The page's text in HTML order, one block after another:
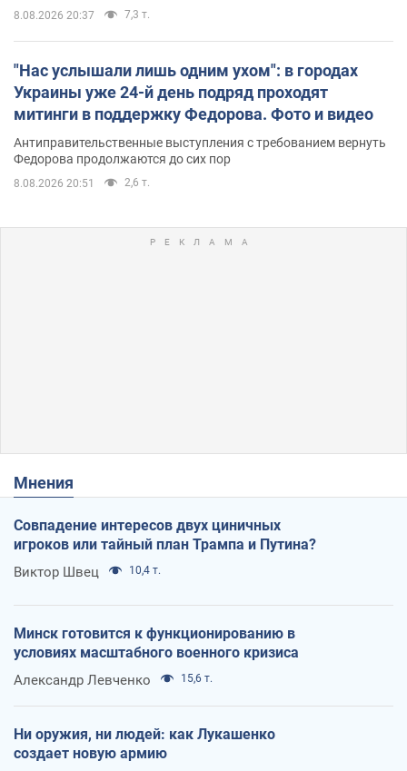
8.08.2026 20:37 7,3 т.
"Нас услышали лишь одним ухом": в городах
Украины уже 24-й день подряд проходят
митинги в поддержку Федорова. Фото и видео
Антиправительственные выступления с требованием вернуть
Федорова продолжаются до сих пор
8.08.2026 20:51 2,6 т.
Мнения
Совпадение интересов двух циничных
игроков или тайный план Трампа и Путина?
Виктор Швец 10,4 т.
Минск готовится к функционированию в
условиях масштабного военного кризиса
Александр Левченко 15,6 т.
Ни оружия, ни людей: как Лукашенко
создает новую армию